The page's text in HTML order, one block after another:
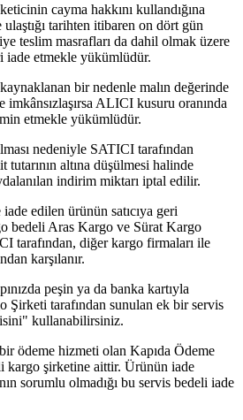
cayma hakkını kullandığına
tarihten itibaren on dört gün
teslim masrafları da dahil olmak üzere
iade etmekle yükümlüdür.
bir nedenle malın değerinde
imkânsızlaşırsa ALICI kusuru oranında
etmekle yükümlüdür.
nedeniyle SATICI tarafından
altına düşülmesi halinde
indirim miktarı iptal edilir.
edilen ürünün satıcıya geri
bedeli Aras Kargo ve Sürat Kargo
tarafından, diğer kargo firmaları ile
karşılanır.
peşin ya da banka kartıyla
Şirketi tarafından sunulan ek bir servis
kullanabilirsiniz.
ödeme hizmeti olan Kapıda Ödeme
kargo şirketine aittir. Ürünün iade
sorumlu olmadığı bu servis bedeli iade